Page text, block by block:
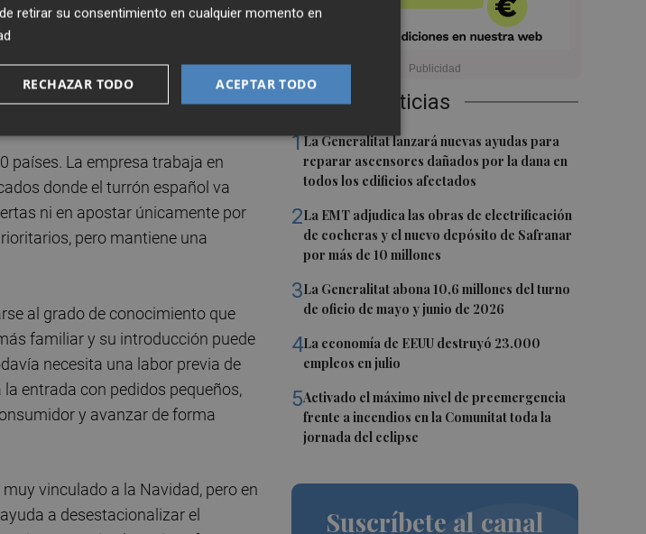
Últimas Noticias
1La Generalitat lanzará nuevas ayudas para
reparar ascensores dañados por la dana en
todos los edificios afectados
2La EMT adjudica las obras de electrificación
de cocheras y el nuevo depósito de Safranar
por más de 10 millones
3La Generalitat abona 10,6 millones del turno
de oficio de mayo y junio de 2026
4La economía de EEUU destruyó 23.000
empleos en julio
5Activado el máximo nivel de preemergencia
frente a incendios en la Comunitat toda la
jornada del eclipse
Suscríbete al canal
que considera una herramienta
profesionales y acceder a
reuniones mantenidas en
internacionales, lo que demuestra
países. La empresa trabaja en
donde el turrón español va
ni en apostar únicamente por
pero mantiene una
al grado de conocimiento que
familiar y su introducción puede
necesita una labor previa de
entrada con pedidos pequeños,
y avanzar de forma
vinculado a la Navidad, pero en
a desestacionalizar el
retirar su consentimiento en cualquier momento en
ACEPTAR TODO
RECHAZAR TODO